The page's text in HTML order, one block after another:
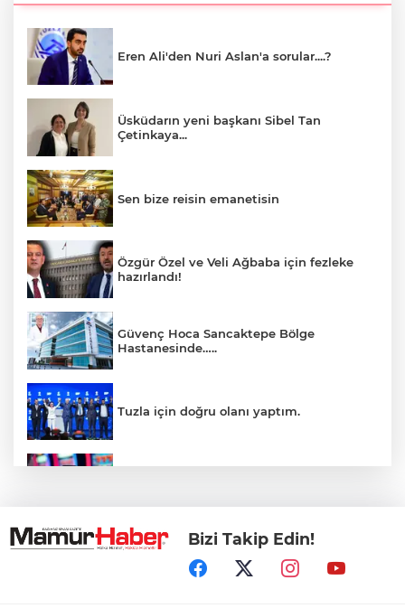
Eren Ali'den Nuri Aslan'a sorular....?
Üsküdarın yeni başkanı Sibel Tan
Çetinkaya...
Sen bize reisin emanetisin
Özgür Özel ve Veli Ağbaba için fezleke
hazırlandı!
Güvenç Hoca Sancaktepe Bölge
Hastanesinde…..
Tuzla için doğru olanı yaptım.
Kerkük, Türk Dünyası'na katıldı
Bizi Takip Edin!